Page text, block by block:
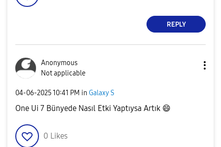
REPLY
Anonymous
Not applicable
‎04-06-202510:41 PM in Galaxy S
One Ui 7 Bünyede Nasıl Etki Yaptıysa Artık 😄
0 Likes